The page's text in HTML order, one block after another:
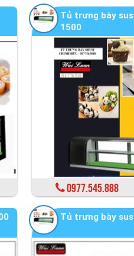
Tủ trưng bày
1500
0977.545.888
Tủ trưng bày